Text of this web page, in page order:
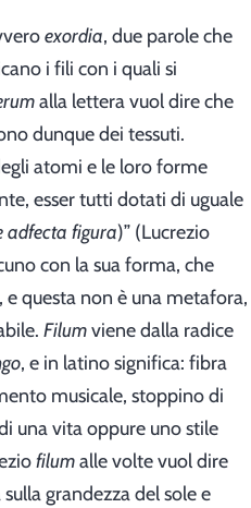
exordia, due parole che
i fili con i quali si
alla lettera vuol dire che
dunque dei tessuti.
atomi e le loro forme
esser tutti dotati di uguale
adfecta figura)” (Lucrezio
con la sua forma, che
questa non è una metafora,
Filumviene dalla radice
, e in latino significa: fibra
musicale, stoppino di
una vita oppure uno stile
filumalle volte vuol dire
grandezza del sole e